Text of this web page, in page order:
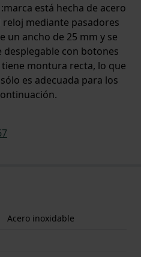
está hecha de acero
mediante pasadores
un ancho de 25 mm y se
con botones
montura recta, lo que
es adecuada para los
Acero inoxidable